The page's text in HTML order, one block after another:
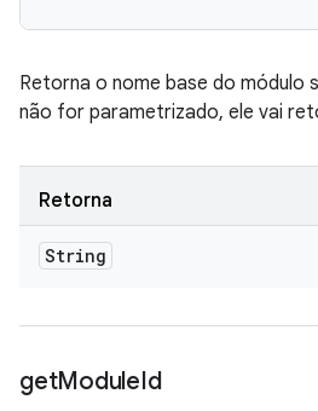
Retorna o nome base do módulo
não for parametrizado, ele vai
Retorna
String
getModuleId